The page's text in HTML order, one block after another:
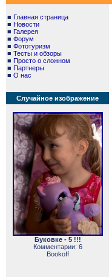
■ Главная страница
■ Новости
■ Галерея
■ Форум
■ Фототуризм
■ Тесты и обзоры
■ Просто о сложном
■ Партнеры
■ О нас
Случайное изображение
Буковке - 5 !!!
Комментарии: 6
Bookoff